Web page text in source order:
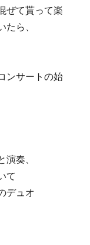
ぜて貰って楽
ら、
ンサートの始
奏、
て
デュオ